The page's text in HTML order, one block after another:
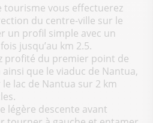
tourisme vous effectuerez
du centre-ville sur le
un profil simple avec un
jusqu’au km 2.5.
profité du premier point de
que le viaduc de Nantua,
lac de Nantua sur 2 km
légère descente avant